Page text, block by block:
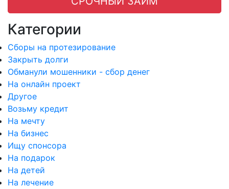
Категории
Сборы на протезирование
Закрыть долги
Обманули мошенники - сбор денег
На онлайн проект
Другое
Возьму кредит
На мечту
На бизнес
Ищу спонсора
На подарок
На детей
На лечение